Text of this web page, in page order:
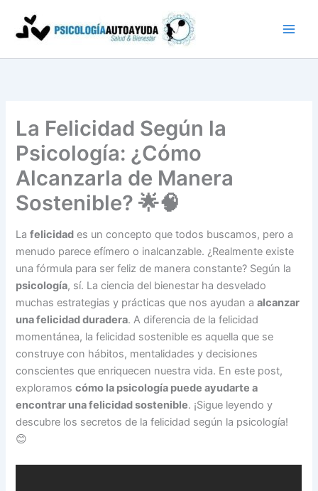
contenido
La Felicidad Según la
Psicología: ¿Cómo
Alcanzarla de Manera
Sostenible? 🌟🧠
Lafelicidad es un concepto que todos buscamos, pero a
menudo parece efímero o inalcanzable. ¿Realmente existe
una fórmula para ser feliz de manera constante? Según la
psicología, sí. La ciencia del bienestar ha desvelado
muchas estrategias y prácticas que nos ayudan aalcanzar
una felicidad duradera. A diferencia de la felicidad
momentánea, la felicidad sostenible es aquella que se
construye con hábitos, mentalidades y decisiones
conscientes que enriquecen nuestra vida. En este post,
exploramoscómo la psicología puede ayudarte a
encontrar una felicidad sostenible. ¡Sigue leyendo y
descubre los secretos de la felicidad según la psicología!
😊